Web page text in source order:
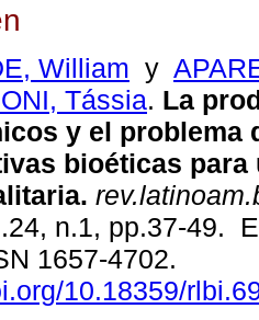
William y
Tássia. La
y el problema
bioéticas para
n.1, pp.37-49.
1657-4702.
10.18359/